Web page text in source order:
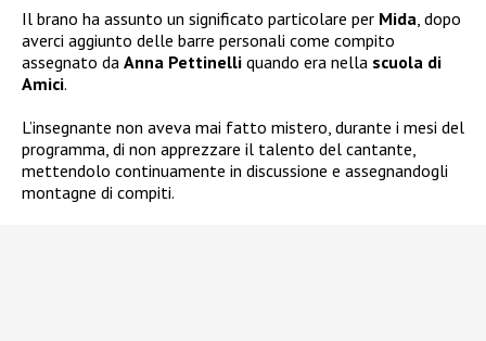
Il brano ha assunto un significato particolare per Mida , dopo
averci aggiunto delle barre personali come compito
assegnato da Anna Pettinelli quando era nella scuola di
Amici.
L’insegnante non aveva mai fatto mistero, durante i mesi del
programma, di non apprezzare il talento del cantante,
mettendolo continuamente in discussione e assegnandogli
montagne di compiti.